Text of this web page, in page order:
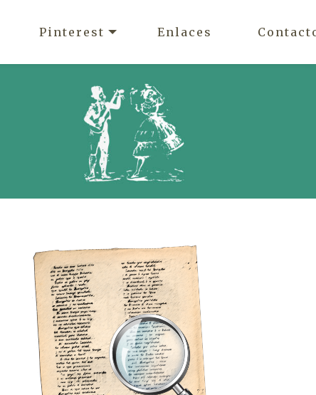
Pinterest Enlaces